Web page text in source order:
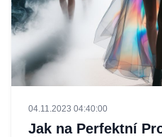
04.11.2023 04:40:00
Jak na Perfektní